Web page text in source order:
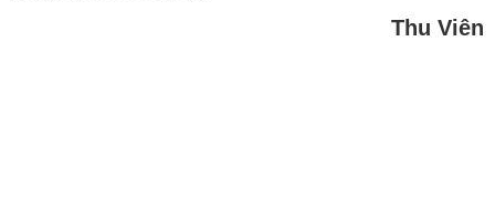
Thu Viên